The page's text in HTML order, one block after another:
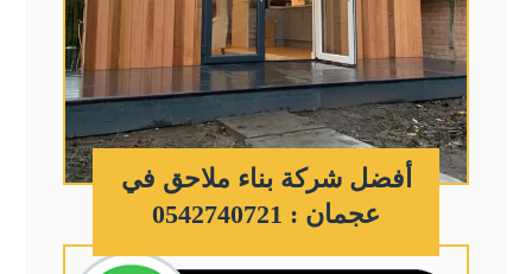
أفضل شركة بناء ملاحق في
عجمان : 0542740721